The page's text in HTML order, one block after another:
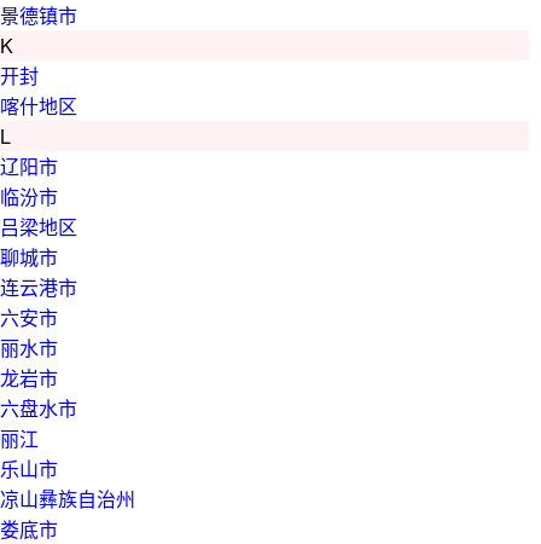
景德镇市
K
开封
喀什地区
L
辽阳市
临汾市
吕梁地区
聊城市
连云港市
六安市
丽水市
龙岩市
六盘水市
丽江
乐山市
凉山彝族自治州
娄底市